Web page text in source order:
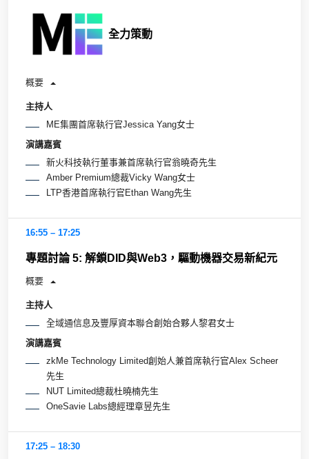
全力策動
概要
主持人
ME集團首席執行官Jessica Yang女士
演講嘉賓
新火科技執行董事兼首席執行官翁曉奇先生
Amber Premium總裁Vicky Wang女士
LTP香港首席執行官Ethan Wang先生
16:55 – 17:25
專題討論 5: 解鎖DID與Web3，驅動機器交易新紀元
概要
主持人
全域通信息及豐厚資本聯合創始合夥人黎君女士
演講嘉賓
zkMe Technology Limited創始人兼首席執行官Alex Scheer
先生
NUT Limited總裁杜曉楠先生
OneSavie Labs總經理章昱先生
17:25 – 18:30